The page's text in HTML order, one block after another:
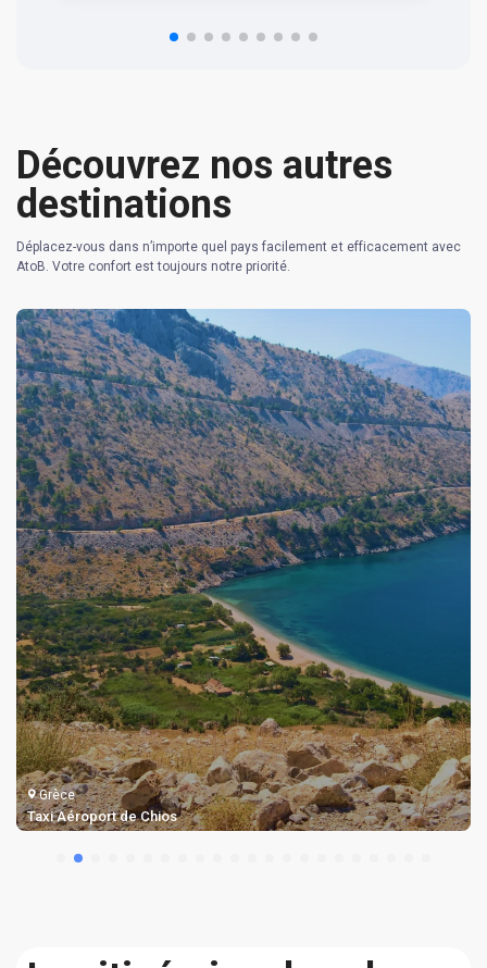
Découvrez nos autres
destinations
Déplacez-vous dans n’importe quel pays facilement et efficacement avec
AtoB. Votre confort est toujours notre priorité.
Grèce
Taxi Aéroport de Samos